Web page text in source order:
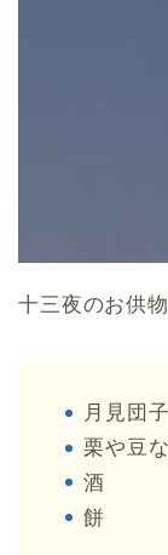
十三夜のお供
月見団子
栗や豆
酒
餅